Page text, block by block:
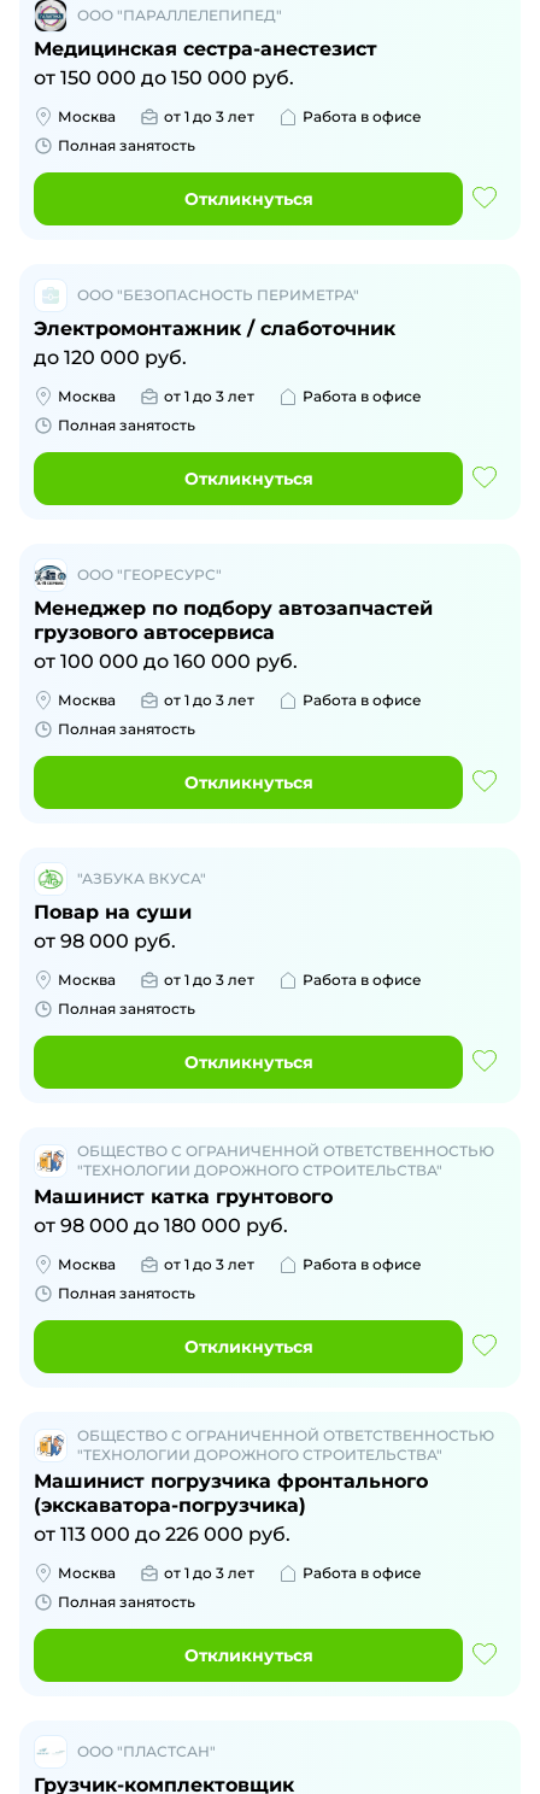
ООО "ПАРАЛЛЕЛЕПИПЕД"
Медицинская сестра-анестезист
от 150 000 до 150 000 руб.
Москва от 1 до 3 лет
Работа в офисе
Полная занятость
Откликнуться
ООО "БЕЗОПАСНОСТЬ ПЕРИМЕТРА"
Электромонтажник / слаботочник
до 120 000 руб.
Москва от 1 до 3 лет
Работа в офисе
Полная занятость
Откликнуться
ООО "ГЕОРЕСУРС"
Менеджер по подбору автозапчастей
грузового автосервиса
от 100 000 до 160 000 руб.
Москва от 1 до 3 лет
Работа в офисе
Полная занятость
Откликнуться
"АЗБУКА ВКУСА"
Повар на суши
от 98 000 руб.
Москва от 1 до 3 лет
Работа в офисе
Полная занятость
Откликнуться
ОБЩЕСТВО С ОГРАНИЧЕННОЙ ОТВЕТСТВЕННОСТЬЮ
"ТЕХНОЛОГИИ ДОРОЖНОГО СТРОИТЕЛЬСТВА"
Машинист катка грунтового
от 98 000 до 180 000 руб.
Москва от 1 до 3 лет
Работа в офисе
Полная занятость
Откликнуться
ОБЩЕСТВО С ОГРАНИЧЕННОЙ ОТВЕТСТВЕННОСТЬЮ
"ТЕХНОЛОГИИ ДОРОЖНОГО СТРОИТЕЛЬСТВА"
Машинист погрузчика фронтального
(экскаватора-погрузчика)
от 113 000 до 226 000 руб.
Москва от 1 до 3 лет
Работа в офисе
Полная занятость
Откликнуться
ООО "ПЛАСТСАН"
Грузчик-комплектовщик